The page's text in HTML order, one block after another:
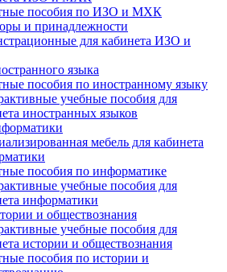
пособия по ИЗО и МХК
и принадлежности
для кабинета ИЗО и
языка
пособия по иностранному языку
учебные пособия для
иностранных языков
мебель для кабинета
пособия по информатике
учебные пособия для
информатики
и обществознания
учебные пособия для
истории и обществознания
пособия по истории и